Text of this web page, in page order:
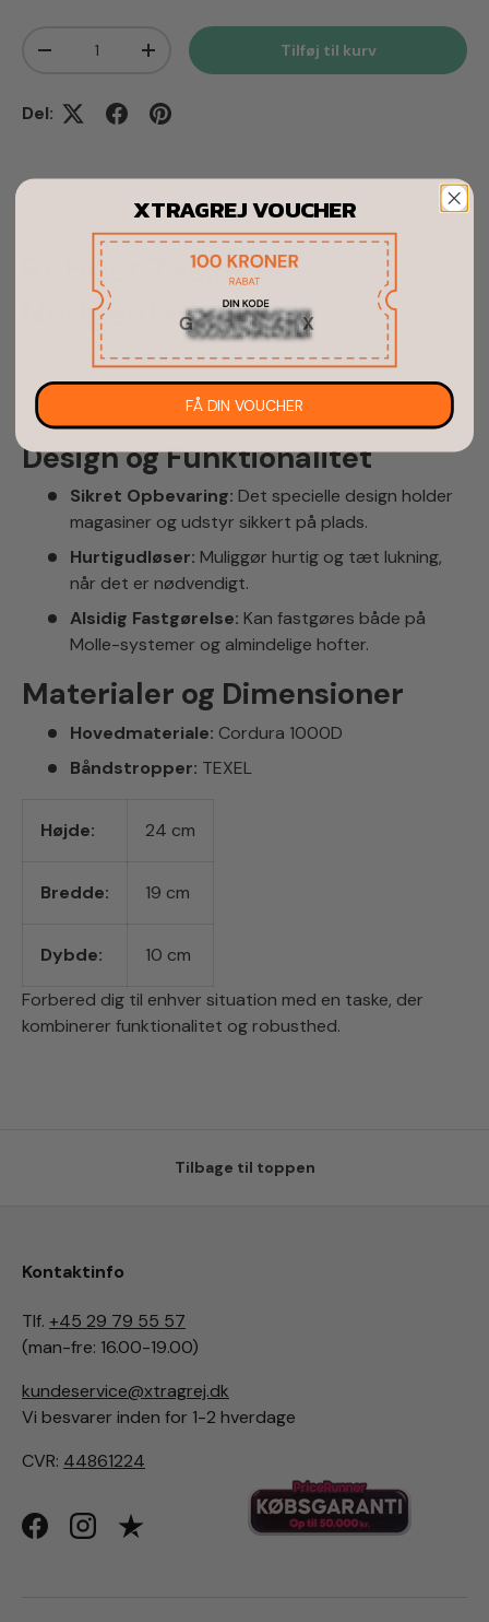
Translation missing: da.cart.items.decrease_quantity
Translation missing:Tilføj til kurv
Del:
Robust Taske til
Nødgenladning
Oplev en ultra-pålidelig taske designet specielt til blind
udskiftning af magasiner i nødsituationer. Ideel til hurtigt
og effektivt at genlade dit våben uden besvær.
Design og Funktionalitet
Sikret Opbevaring: Det specielle design holder
magasiner og udstyr sikkert på plads.
Hurtigudløser: Muliggør hurtig og tæt lukning,
når det er nødvendigt.
Alsidig Fastgørelse: Kan fastgøres både på
Molle-systemer og almindelige hofter.
Materialer og Dimensioner
Hovedmateriale: Cordura 1000D
Båndstropper: TEXEL
Højde: 24 cm
Bredde: 19 cm
Dybde:
10 cm
Forbered dig til enhver situation med en taske, der
kombinerer funktionalitet og robusthed.
Tilbage til toppen
Kontaktinfo
Tlf. +45 29 79 55 57
(man-fre: 16.00-19.00)
kundeservice@xtragrej.dk
Vi besvarer inden for 1-2 hverdage
CVR: 44861224
FacebookInstagram
XTRAGREJ VOUCHER
FÅ DIN VOUCHER